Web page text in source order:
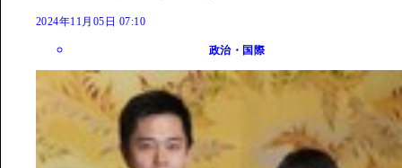
2024年11月05日 07:10
政治・国際